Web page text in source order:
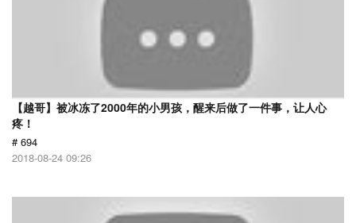
【越哥】被冰冻了2000年的小男孩，醒来后做了一件事，让人心
疼！
# 694
2018-08-24 09:26